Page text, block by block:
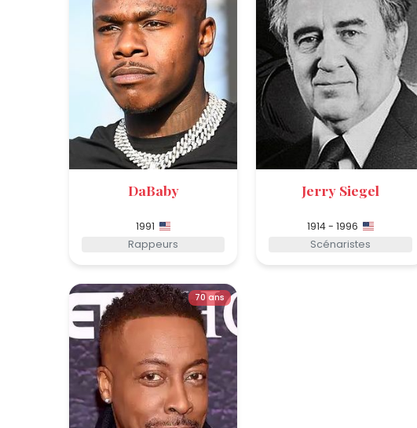
DaBaby
1991
Rappeurs
Jerry Siegel
1914 - 1996
Scénaristes
70 ans